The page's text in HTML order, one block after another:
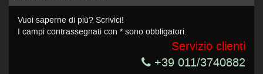
Invia la tua richiesta
Vuoi saperne di più? Scrivici!
I campi contrassegnati con * sono obbligatori.
Servizio clienti
+39 011/3740882